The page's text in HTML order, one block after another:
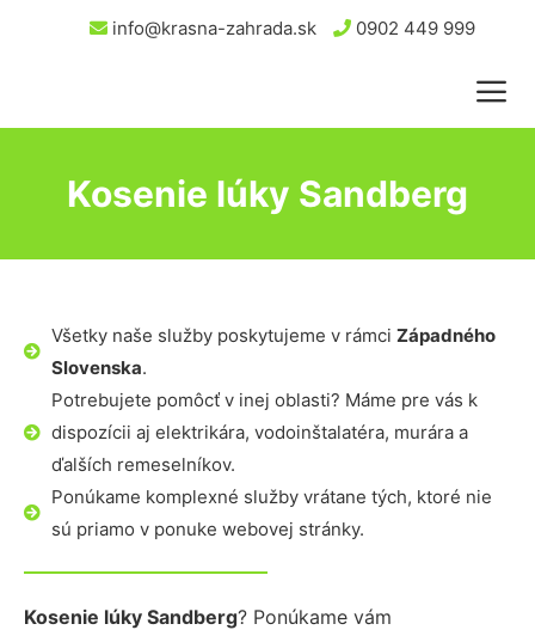
info@krasna-zahrada.sk 0902 449 999
Kosenie lúky Sandberg
Všetky naše služby poskytujeme v rámci Západného
Slovenska.
Potrebujete pomôcť v inej oblasti? Máme pre vás k
dispozícii aj elektrikára, vodoinštalatéra, murára a
ďalších remeselníkov.
Ponúkame komplexné služby vrátane tých, ktoré nie
sú priamo v ponuke webovej stránky.
Kosenie lúky Sandberg? Ponúkame vám